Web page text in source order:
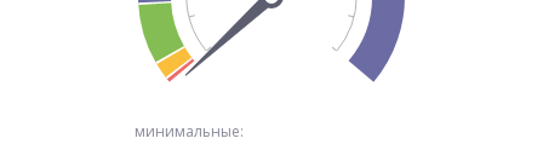
минимальные: